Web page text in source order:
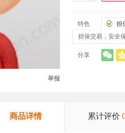
举报
特色 担
担保交易，安全
分享
商品详情 累计评价